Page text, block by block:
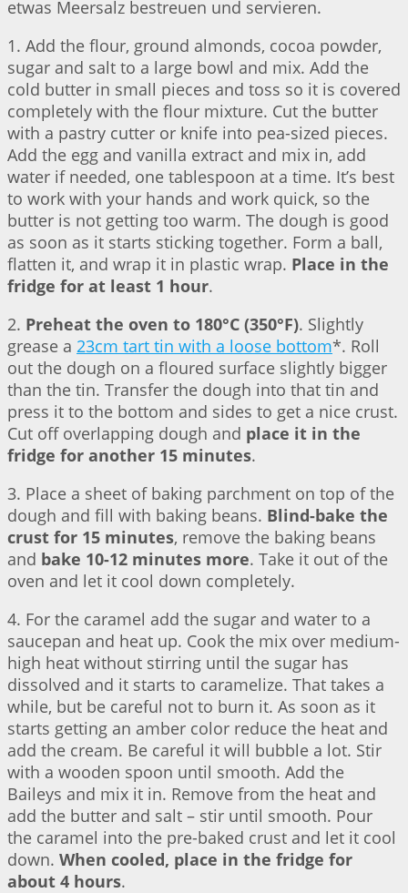
etwas Meersalz bestreuen und servieren.
1. Add the flour, ground almonds, cocoa powder,
sugar and salt to a large bowl and mix. Add the
cold butter in small pieces and toss so it is covered
completely with the flour mixture. Cut the butter
with a pastry cutter or knife into pea-sized pieces.
Add the egg and vanilla extract and mix in, add
water if needed, one tablespoon at a time. It’s best
to work with your hands and work quick, so the
butter is not getting too warm. The dough is good
as soon as it starts sticking together. Form a ball,
flatten it, and wrap it in plastic wrap. Place in the
fridge for at least 1 hour.
2. Preheat the oven to 180°C (350°F). Slightly
grease a 23cm tart tin with a loose bottom*. Roll
out the dough on a floured surface slightly bigger
than the tin. Transfer the dough into that tin and
press it to the bottom and sides to get a nice crust.
Cut off overlapping dough and place it in the
fridge for another 15 minutes.
3. Place a sheet of baking parchment on top of the
dough and fill with baking beans. Blind-bake the
crust for 15 minutes, remove the baking beans
and bake 10-12 minutes more. Take it out of the
oven and let it cool down completely.
4. For the caramel add the sugar and water to a
saucepan and heat up. Cook the mix over medium-
high heat without stirring until the sugar has
dissolved and it starts to caramelize. That takes a
while, but be careful not to burn it. As soon as it
starts getting an amber color reduce the heat and
add the cream. Be careful it will bubble a lot. Stir
with a wooden spoon until smooth. Add the
Baileys and mix it in. Remove from the heat and
add the butter and salt – stir until smooth. Pour
the caramel into the pre-baked crust and let it cool
down. When cooled, place in the fridge for
about 4 hours.